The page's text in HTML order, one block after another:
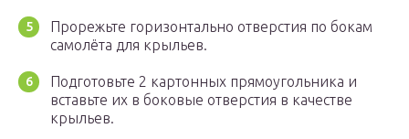
Прорежьте горизонтально отверстия по бокам
самолёта для крыльев.
Подготовьте 2 картонных прямоугольника и
вставьте их в боковые отверстия в качестве
крыльев.